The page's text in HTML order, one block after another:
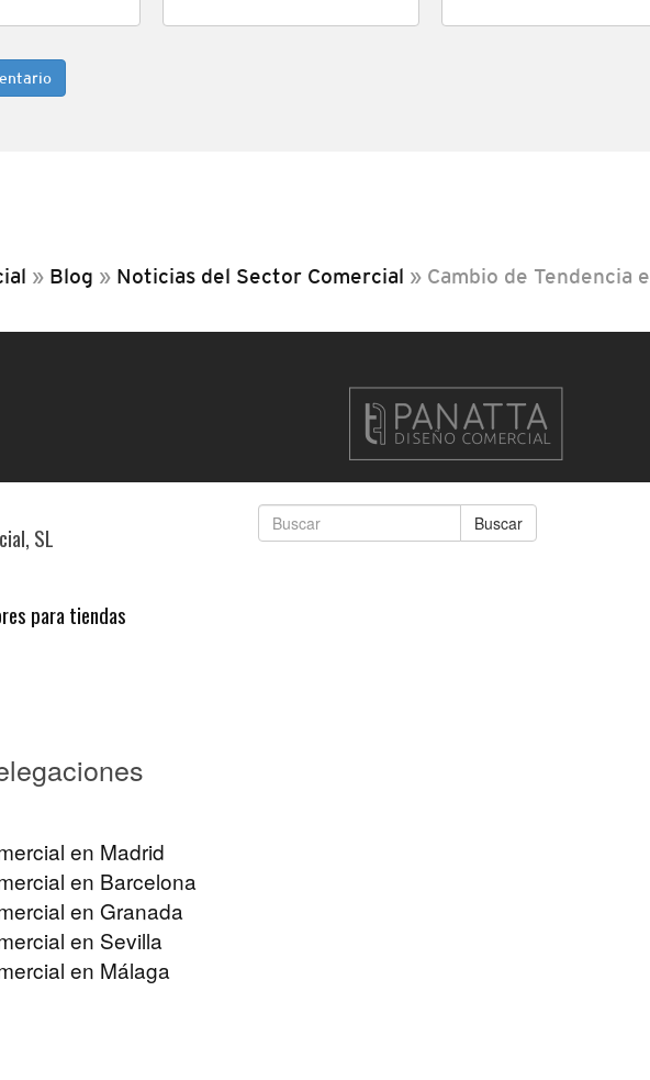
» Blog » Noticias del Sector Comercial » Cambio de Tendencia
SL
para tiendas
Buscar
en Madrid
en Barcelona
en Granada
en Sevilla
en Málaga